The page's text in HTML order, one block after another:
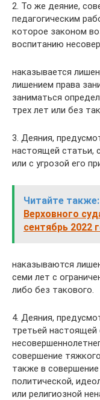
2. То же деяние,
педагогическим
которое законом
воспитанию
наказывается
лишением права
заниматься
трех лет или без
3. Деяния,
настоящей статьи,
или с угрозой его
Читайте также:
Верховного
сентябрь 2022
наказываются
семи лет с
либо без такового.
4. Деяния,
третьей настоящей
совершение
также в
политической,
или религиозной